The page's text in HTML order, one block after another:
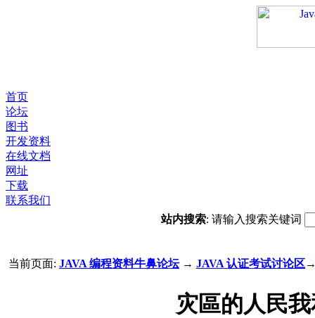
首页
论坛
图书
开发资料
在线文档
网址
下载
联系我们
站内搜索: 请输入搜索关键词
当前页面: JAVA 编程资料牛鼻论坛→ JAVA 认证考试讨论区
灾區的人民